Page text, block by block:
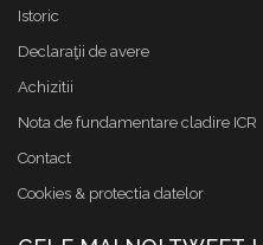
Istoric
Declaraţii de avere
Achizitii
Nota de fundamentare cladire ICR
Contact
Cookies & protectia datelor